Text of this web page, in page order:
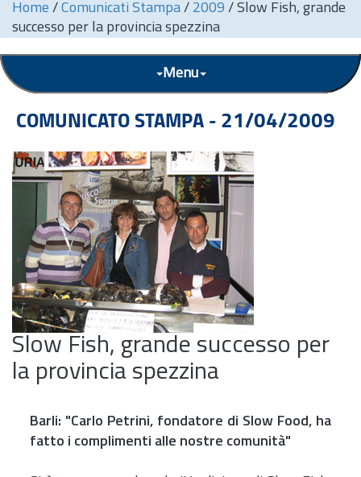
Home / Comunicati Stampa / 2009 / Slow Fish, grande
successo per la provincia spezzina
Menu
COMUNICATO STAMPA - 21/04/2009
Slow Fish, grande successo per
la provincia spezzina
Barli: "Carlo Petrini, fondatore di Slow Food, ha
fatto i complimenti alle nostre comunità"